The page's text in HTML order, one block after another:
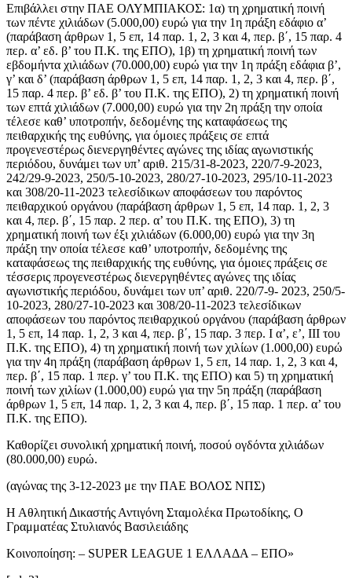
Επιβάλλει στην ΠΑΕ ΟΛΥΜΠΙΑΚΟΣ: 1α) τη χρηματική ποινή
των πέντε χιλιάδων (5.000,00) ευρώ για την 1η πράξη εδάφιο α’
(παράβαση άρθρων 1, 5 επ, 14 παρ. 1, 2, 3 και 4, περ. β΄, 15 παρ. 4
περ. α’ εδ. β’ του Π.Κ. της ΕΠΟ), 1β) τη χρηματική ποινή των
εβδομήντα χιλιάδων (70.000,00) ευρώ για την 1η πράξη εδάφια β’,
γ’ και δ’ (παράβαση άρθρων 1, 5 επ, 14 παρ. 1, 2, 3 και 4, περ. β΄,
15 παρ. 4 περ. β’ εδ. β’ του Π.Κ. της ΕΠΟ), 2) τη χρηματική ποινή
των επτά χιλιάδων (7.000,00) ευρώ για την 2η πράξη την οποία
τέλεσε καθ’ υποτροπήν, δεδομένης της καταφάσεως της
πειθαρχικής της ευθύνης, για όμοιες πράξεις σε επτά
προγενεστέρως διενεργηθέντες αγώνες της ιδίας αγωνιστικής
περιόδου, δυνάμει των υπ’ αριθ. 215/31-8-2023, 220/7-9-2023,
242/29-9-2023, 250/5-10-2023, 280/27-10-2023, 295/10-11-2023
και 308/20-11-2023 τελεσίδικων αποφάσεων του παρόντος
πειθαρχικού οργάνου (παράβαση άρθρων 1, 5 επ, 14 παρ. 1, 2, 3
και 4, περ. β΄, 15 παρ. 2 περ. α’ του Π.Κ. της ΕΠΟ), 3) τη
χρηματική ποινή των έξι χιλιάδων (6.000,00) ευρώ για την 3η
πράξη την οποία τέλεσε καθ’ υποτροπήν, δεδομένης της
καταφάσεως της πειθαρχικής της ευθύνης, για όμοιες πράξεις σε
τέσσερις προγενεστέρως διενεργηθέντες αγώνες της ιδίας
αγωνιστικής περιόδου, δυνάμει των υπ’ αριθ. 220/7-9- 2023, 250/5-
10-2023, 280/27-10-2023 και 308/20-11-2023 τελεσίδικων
αποφάσεων του παρόντος πειθαρχικού οργάνου (παράβαση άρθρων
1, 5 επ, 14 παρ. 1, 2, 3 και 4, περ. β΄, 15 παρ. 3 περ. Ι α’, ε’, ΙΙΙ του
Π.Κ. της ΕΠΟ), 4) τη χρηματική ποινή των χιλίων (1.000,00) ευρώ
για την 4η πράξη (παράβαση άρθρων 1, 5 επ, 14 παρ. 1, 2, 3 και 4,
περ. β΄, 15 παρ. 1 περ. γ’ του Π.Κ. της ΕΠΟ) και 5) τη χρηματική
ποινή των χιλίων (1.000,00) ευρώ για την 5η πράξη (παράβαση
άρθρων 1, 5 επ, 14 παρ. 1, 2, 3 και 4, περ. β΄, 15 παρ. 1 περ. α’ του
Π.Κ. της ΕΠΟ).
Καθορίζει συνολική χρηματική ποινή, ποσού ογδόντα χιλιάδων
(80.000,00) ευρώ.
(αγώνας της 3-12-2023 με την ΠΑΕ ΒΟΛΟΣ ΝΠΣ)
Η Αθλητική Δικαστής Αντιγόνη Σταμολέκα Πρωτοδίκης, Ο
Γραμματέας Στυλιανός Βασιλειάδης
Κοινοποίηση: – SUPER LEAGUΕ 1 ΕΛΛΑΔΑ – ΕΠΟ»